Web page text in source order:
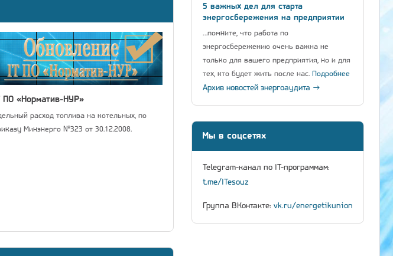
ПО «Норматив-НУР»
расход топлива на котельных, по
Минэнерго №323 от 30.12.2008.
5 важных дел для старта
энергосбережения на предприятии
…помните, что работа по
энергосбережению очень важна не
только для вашего предприятия, но и для
тех, кто будет жить после нас. Подробнее
Архив новостей энергоаудита →
Мы в соцсетях
Telegram-канал по IT-программам:
t.me/ITesouz
Группа ВКонтакте: vk.ru/energetikunion